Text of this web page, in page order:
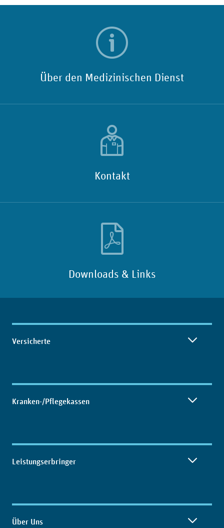
Über den Medizinischen Dienst
Kontakt
Downloads & Links
Inhaltsübersicht
Versicherte
Kranken-/Pflegekassen
Leistungserbringer
Über Uns